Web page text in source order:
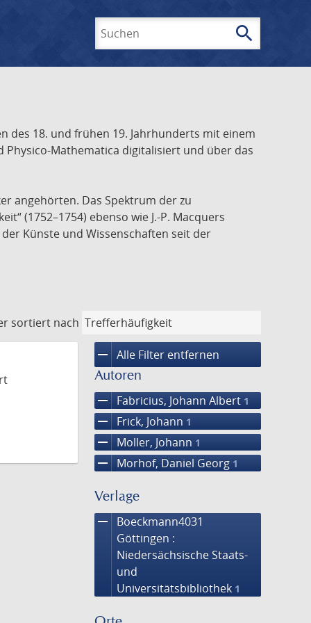
search
des 18. und frühen 19. Jahrhunderts mit einem
Physico-Mathematica digitalisiert und über das
angehörten. Das Spektrum der zu
(1752–1754) ebenso wie J.-P. Macquers
Künste und Wissenschaften seit der
sortiert nach
remove Alle Filter entfernen
Autoren
remove Fabricius, Johann Albert 1
remove Frick, Johann 1
remove Moller, Johann 1
remove Morhof, Daniel Georg 1
Verlage
remove
Boeckmann4031
Göttingen :
Niedersächsische Staats-
und
Universitätsbibliothek 1